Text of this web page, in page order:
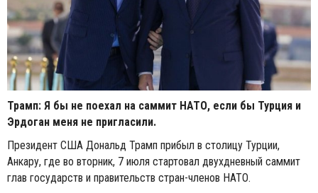
Трамп: Я бы не поехал на саммит НАТО, если бы Турция и
Эрдоган меня не пригласили.
Президент США Дональд Трамп прибыл в столицу Турции,
Анкару, где во вторник, 7 июля стартовал двухдневный саммит
глав государств и правительств стран-членов НАТО.